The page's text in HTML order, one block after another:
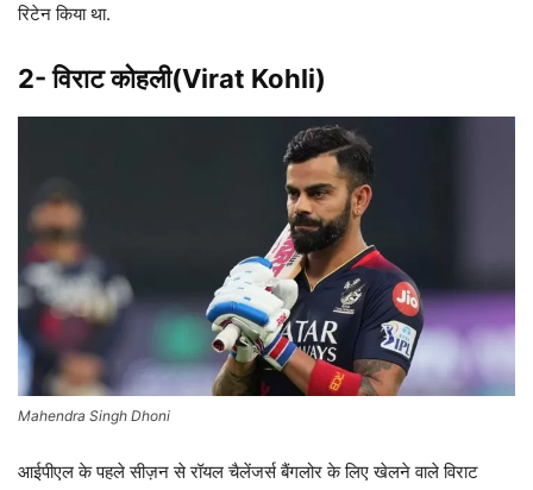
रिटेन किया था.
2- विराट कोहली(Virat Kohli)
Mahendra Singh Dhoni
आईपीएल के पहले सीज़न से रॉयल चैलेंजर्स बैंगलोर के लिए खेलने वाले विराट